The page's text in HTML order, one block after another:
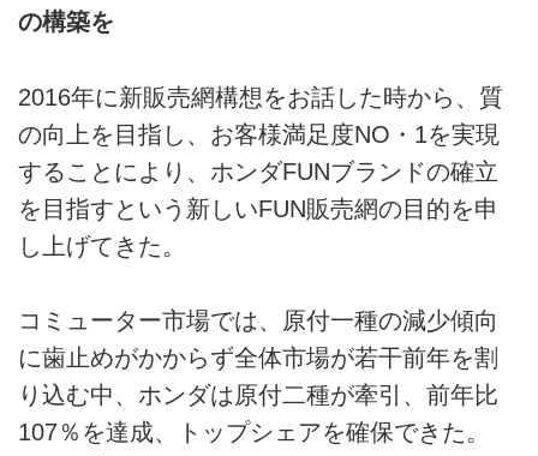
の構築を
2016年に新販売網構想をお話した時から、質
の向上を目指し、お客様満足度NO・1を実現
することにより、ホンダFUNブランドの確立
を目指すという新しいFUN販売網の目的を申
し上げてきた。
コミューター市場では、原付一種の減少傾向
に歯止めがかからず全体市場が若干前年を割
り込む中、ホンダは原付二種が牽引、前年比
107％を達成、トップシェアを確保できた。